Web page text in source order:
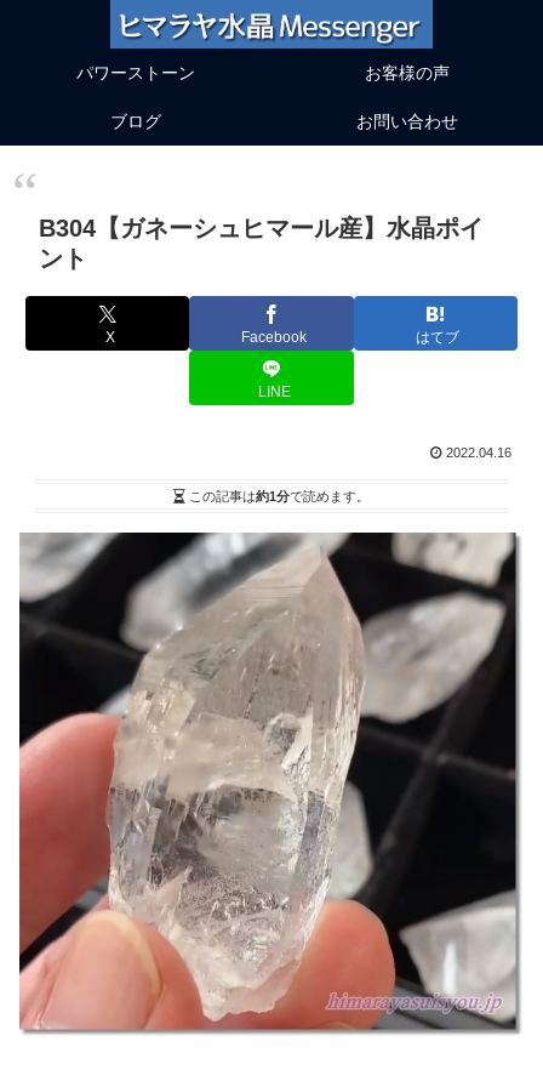
パワーストーン お客様の声
ブログ お問い合わせ
B304【ガネーシュヒマール産】水晶ポイ
ント
X Facebook はてブ
LINE
2022.04.16
この記事は約1分で読めます。